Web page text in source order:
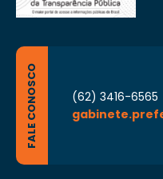
FALE CONOSCO
(62) 3416-6565